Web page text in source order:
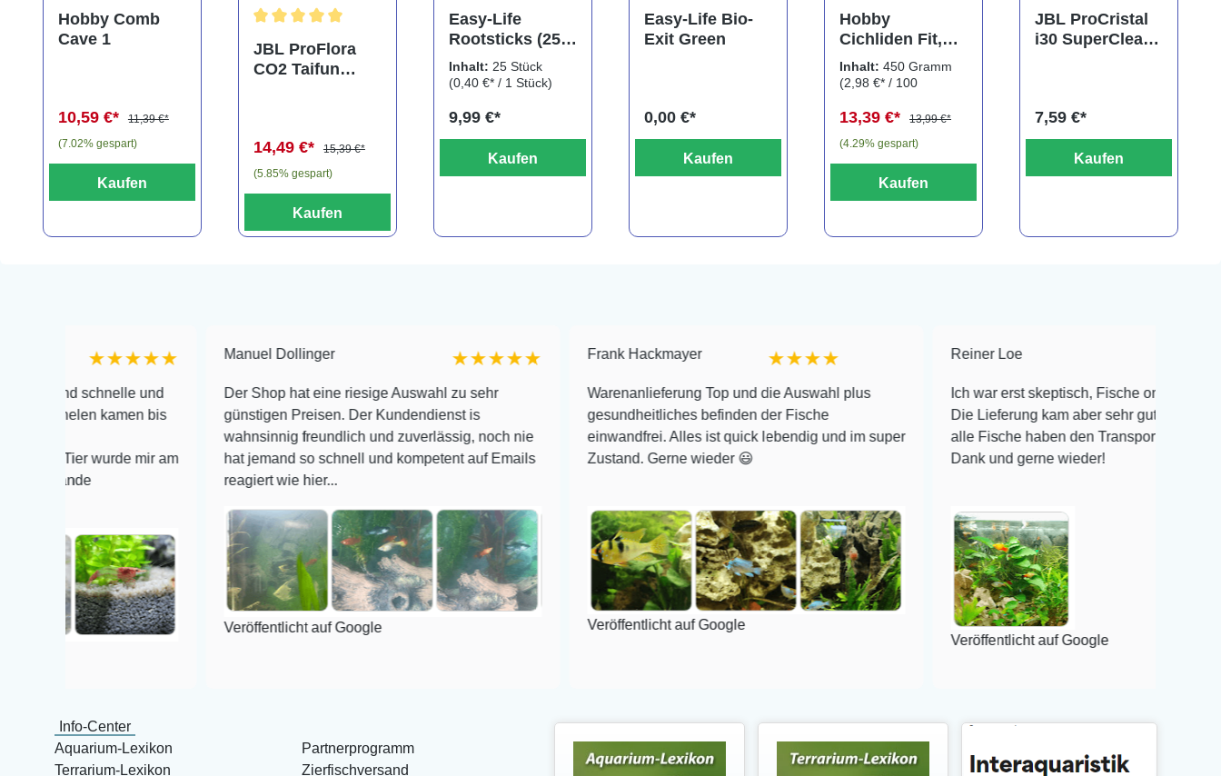
Durchschnittliche Bewertung von 5 von 5 Sternen
Hobby Comb
Cave 1
10,59 €*
11,39 €*
(7.02% gespart)
Kaufen
Durchschnittliche Bewertung von 5 von 5 Sternen
JBL ProFlora
CO2 Taifun
14,49 €*
15,39 €*
(5.85% gespart)
Kaufen
Easy-Life
Rootsticks (25
Sticks)
Inhalt: 25 Stück
(0,40 €* / 1 Stück)
9,99 €*
Kaufen
Easy-Life Bio-
Exit Green
0,00 €*
Kaufen
Hobby
Cichliden Fit,
450 g
Inhalt:450 Gramm
(2,98 €* / 100
13,39 €*
13,99 €*
(4.29% gespart)
Kaufen
JBL ProCristal
i30 SuperClear,
7,59 €*
Kaufen
★★★★★
schnelle und
kamen bis
wurde mir am
Manuel Dollinger ★★★★★
Der Shop hat eine riesige Auswahl zu sehr
günstigen Preisen. Der Kundendienst is
wahnsinnig freundlich und zuverlässig, noch nie
hat jemand so schnell und kompetent auf Emails
reagiert wie hier...
Veröffentlicht auf Google
Frank Hackmayer ★★★★
Warenanlieferung Top und die Auswahl plus
gesundheitliches befinden der Fische
einwandfrei. Alles ist quick lebendig und im super
Zustand. Gerne wieder 😃
Veröffentlicht auf Google
Ich war erst skeptisch, Fische online zu bestellen!
Die Lieferung kam aber sehr gut verpackt an und
alle Fische haben den Transport überlebt! Vielen
Dank und gerne wieder!
Veröffentlicht auf Google
Info-Center
Aquarium-Lexikon
Terrarium-Lexikon
Partnerprogramm
Zierfischversand